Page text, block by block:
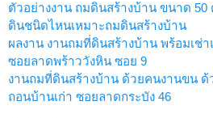
ตัวอย่างงาน ถมดินสร้างบ้าน ขนาด 50
ดินชนิดไหนเหมาะถมดินสร้างบ้าน
ผลงาน งานถมที่ดินสร้างบ้าน พร้อมเช่
ซอยลาดพร้าววังหิน ซอย 9
งานถมที่ดินสร้างบ้าน ด้วยคนงานขน ด้
ถอนบ้านเก่า ซอยลาดกระบัง 46